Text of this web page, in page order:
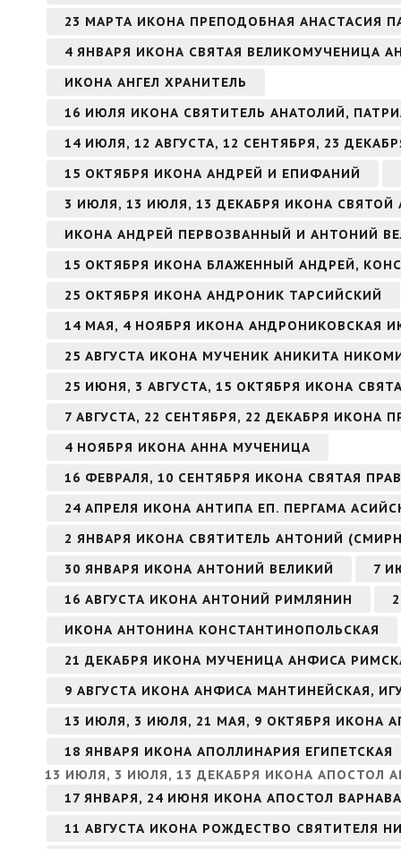
23 МАРТА ИКОНА ПРЕПОДОБНАЯ АНАСТАСИЯ
4 ЯНВАРЯ ИКОНА СВЯТАЯ ВЕЛИКОМУЧЕНИЦА
ИКОНА АНГЕЛ ХРАНИТЕЛЬ
16 ИЮЛЯ ИКОНА СВЯТИТЕЛЬ АНАТОЛИЙ,
14 ИЮЛЯ, 12 АВГУСТА, 12 СЕНТЯБРЯ, 23
15 ОКТЯБРЯ ИКОНА АНДРЕЙ И ЕПИФАНИЙ
3 ИЮЛЯ, 13 ИЮЛЯ, 13 ДЕКАБРЯ ИКОНА
ИКОНА АНДРЕЙ ПЕРВОЗВАННЫЙ И АНТОНИЙ
15 ОКТЯБРЯ ИКОНА БЛАЖЕННЫЙ АНДРЕЙ,
25 ОКТЯБРЯ ИКОНА АНДРОНИК ТАРСИЙСКИЙ
14 МАЯ, 4 НОЯБРЯ ИКОНА АНДРОНИКОВСКАЯ
25 АВГУСТА ИКОНА МУЧЕНИК АНИКИТА
25 ИЮНЯ, 3 АВГУСТА, 15 ОКТЯБРЯ ИКОНА
7 АВГУСТА, 22 СЕНТЯБРЯ, 22 ДЕКАБРЯ
4 НОЯБРЯ ИКОНА АННА МУЧЕНИЦА
16 ФЕВРАЛЯ, 10 СЕНТЯБРЯ ИКОНА СВЯТАЯ
24 АПРЕЛЯ ИКОНА АНТИПА ЕП. ПЕРГАМА
2 ЯНВАРЯ ИКОНА СВЯТИТЕЛЬ АНТОНИЙ
30 ЯНВАРЯ ИКОНА АНТОНИЙ ВЕЛИКИЙ
7
16 АВГУСТА ИКОНА АНТОНИЙ РИМЛЯНИН
ИКОНА АНТОНИНА КОНСТАНТИНОПОЛЬСКАЯ
21 ДЕКАБРЯ ИКОНА МУЧЕНИЦА АНФИСА
9 АВГУСТА ИКОНА АНФИСА МАНТИНЕЙСКАЯ,
13 ИЮЛЯ, 3 ИЮЛЯ, 21 МАЯ, 9 ОКТЯБРЯ ИКОНА
18 ЯНВАРЯ ИКОНА АПОЛЛИНАРИЯ ЕГИПЕТСКАЯ
13 ИЮЛЯ, 3 ИЮЛЯ, 13 ДЕКАБРЯ ИКОНА АПОСТОЛ
17 ЯНВАРЯ, 24 ИЮНЯ ИКОНА АПОСТОЛ ВАРНАВА
11 АВГУСТА ИКОНА РОЖДЕСТВО СВЯТИТЕЛЯ